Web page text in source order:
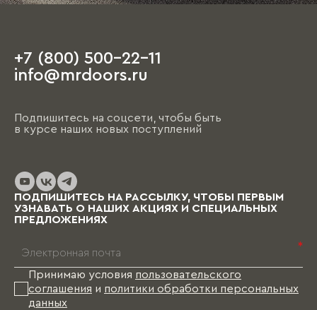
На этапе чистовой отделки дизайнер
выезжает на объект и предлагает вариант,
стен, напольные покрытия и т.д. При этом
необходимо помнить, что на отрисовку,
обсуждение и согласование проекта и на
выбранных материалов и коллекции), и какое-
то время Вам в этом случае придется пожить
без мебели.
+7 (800) 500-22-11
info@mrdoors.ru
Подпишитесь на соцсети, чтобы быть
в курсе наших новых поступлений
ПОДПИШИТЕСЬ НА РАССЫЛКУ, ЧТОБЫ ПЕРВЫМ
УЗНАВАТЬ О НАШИХ АКЦИЯХ И СПЕЦИАЛЬНЫХ
ПРЕДЛОЖЕНИЯХ
*
Принимаю условия пользовательского
соглашения и политики обработки персональных
данных